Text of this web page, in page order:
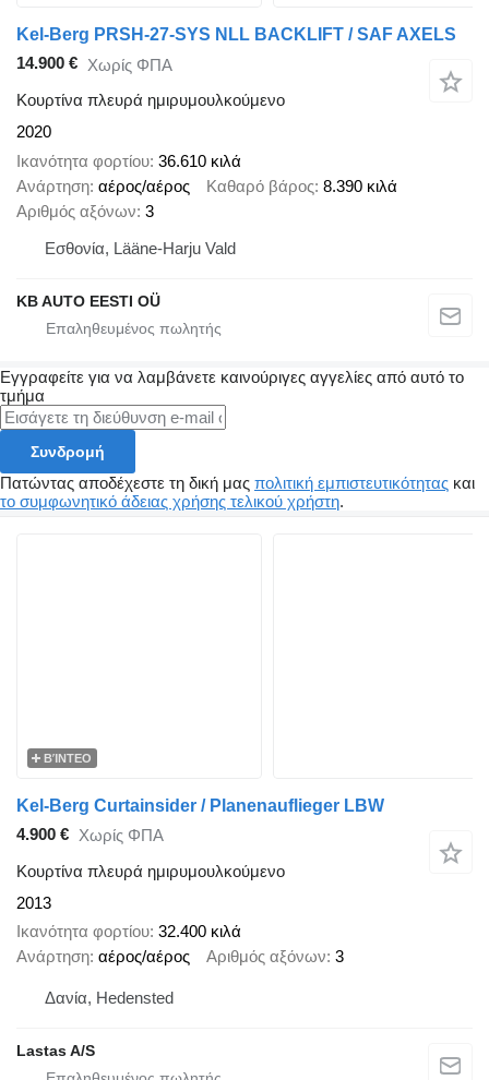
Kel-Berg PRSH-27-SYS NLL BACKLIFT / SAF AXELS
14.900 € Χωρίς ΦΠΑ
Κουρτίνα πλευρά ημιρυμουλκούμενο
2020
Ικανότητα φορτίου 36.610 κιλά
Ανάρτηση αέρος/αέρος Καθαρό βάρος 8.390 κιλά
Αριθμός αξόνων 3
Εσθονία, Lääne-Harju Vald
KB AUTO EESTI OÜ
Εγγραφείτε για να λαμβάνετε καινούριγες αγγελίες από αυτό το
τμήμα
Συνδρομή
Πατώντας αποδέχεστε τη δική μας πολιτική εμπιστευτικότητας και
το συμφωνητικό άδειας χρήσης τελικού χρήστη.
ΒΊΝΤΕΟ
Kel-Berg Curtainsider / Planenauflieger LBW
4.900 € Χωρίς ΦΠΑ
Κουρτίνα πλευρά ημιρυμουλκούμενο
2013
Ικανότητα φορτίου 32.400 κιλά
Ανάρτηση αέρος/αέρος Αριθμός αξόνων 3
Δανία, Hedensted
Lastas A/S